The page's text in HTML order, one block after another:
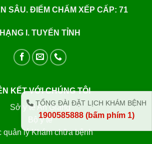
SÂU. ĐIỂM CHẤM XẾP CẤP: 71
HẠNG I. TUYẾN TỈNH
KẾT VỚI CHÚNG TÔI
Sở y tế An Giang
Bộ y tế
quản lý Khám chữa bệnh
TỔNG ĐÀI ĐẶT LỊCH KHÁM BỆNH
1900585888 (bấm phím 1)